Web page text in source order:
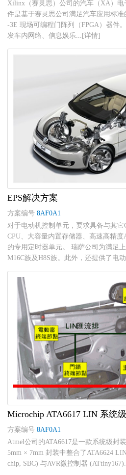
Xilinx（赛灵思）公司的汽车（XA）电
件是基于赛灵思公司满足汽车应用标准
-3E 现场可编程门阵列（FPGA）器件
发车内网络、信息娱乐...[详情]
EPS解决方案
方案编号 8AF0A1
对于电动机控制单元，要求具备与其
CPU、大容量内置存储器、高速高精
的专用定时器单元。 瑞萨公司为满足
M16C族及H8S族。此外，还提供了电
Microchip ATA6617 LIN 系统
方案编号 8AF0A1
Atmel公司的ATA6617是一款系统级封
5mm × 7mm 封装中整合了ATA6624
chip, SBC) 与AVR微控制器